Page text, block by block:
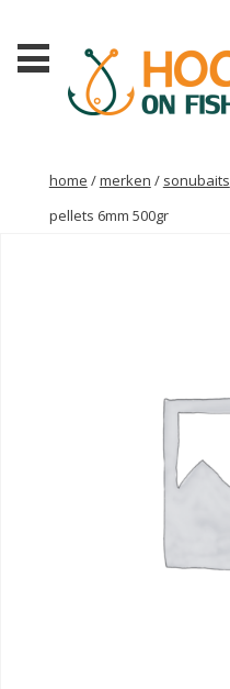
home /merken / sonubaits
pellets 6mm 500gr